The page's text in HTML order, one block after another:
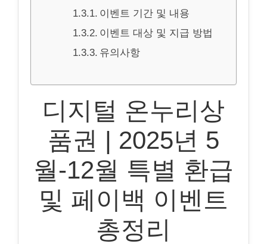
이벤트 기간 및 내용
이벤트 대상 및 지급 방법
유의사항
디지털 온누리상
품권 | 2025년 5
월-12월 특별 환급
및 페이백 이벤트
총정리